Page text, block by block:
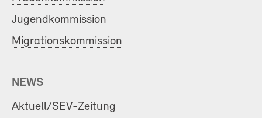
Jugendkommission
Migrationskommission
NEWS
Aktuell/SEV-Zeitung